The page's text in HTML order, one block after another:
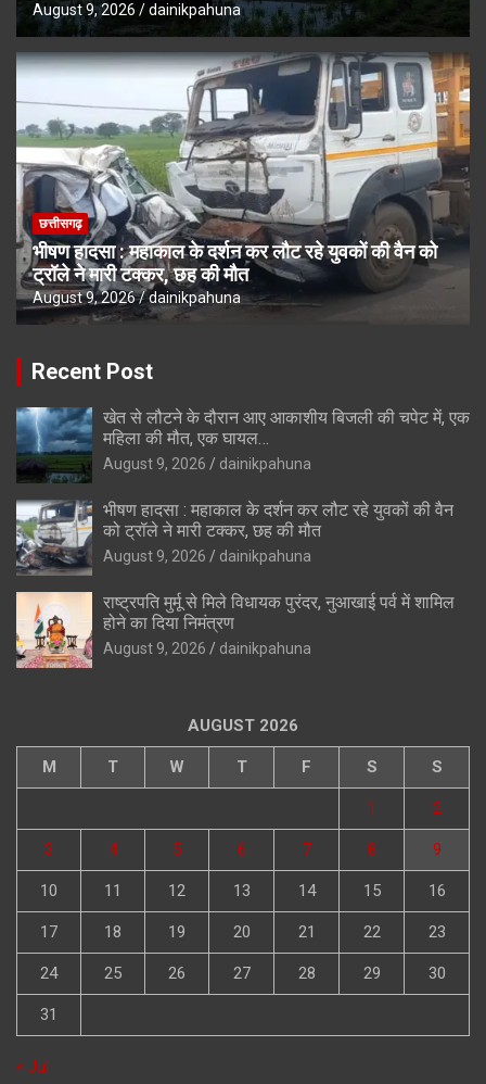
August 9, 2026 dainikpahuna
छत्तीसगढ़
भीषण हादसा : महाकाल के दर्शन कर लौट रहे युवकों की वैन को
ट्रॉले ने मारी टक्कर, छह की मौत
August 9, 2026 dainikpahuna
Recent Post
खेत से लौटने के दौरान आए आकाशीय बिजली की चपेट में, एक
महिला की मौत, एक घायल…
August 9, 2026 dainikpahuna
भीषण हादसा : महाकाल के दर्शन कर लौट रहे युवकों की वैन
को ट्रॉले ने मारी टक्कर, छह की मौत
August 9, 2026 dainikpahuna
राष्ट्रपति मुर्मू से मिले विधायक पुरंदर, नुआखाई पर्व में शामिल
होने का दिया निमंत्रण
August 9, 2026 dainikpahuna
AUGUST 2026
M T W T F S S
1 2
3 4 5 6 7 8 9
10 11 12 13 14 15 16
17 18 19 20 21 22 23
24 25 26 27 28 29 30
31
« Jul